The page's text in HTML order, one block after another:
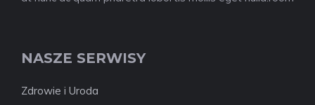
NASZE SERWISY
Zdrowie i Uroda